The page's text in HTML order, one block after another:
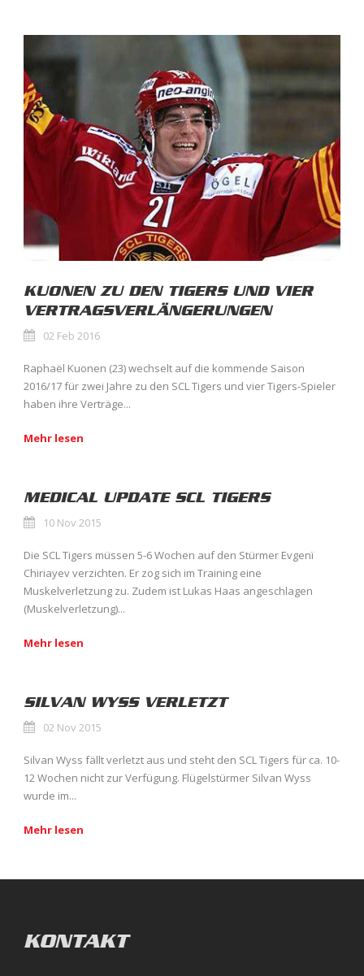
KUONEN ZU DEN TIGERS UND VIER
VERTRAGSVERLÄNGERUNGEN
02 Feb 2016
Raphaël Kuonen (23) wechselt auf die kommende Saison
2016/17 für zwei Jahre zu den SCL Tigers und vier Tigers-Spieler
haben ihre Verträge...
Mehr lesen
MEDICAL UPDATE SCL TIGERS
10 Nov 2015
Die SCL Tigers müssen 5-6 Wochen auf den Stürmer Evgenï
Chiriayev verzichten. Er zog sich im Training eine
Muskelverletzung zu. Zudem ist Lukas Haas angeschlagen
(Muskelverletzung)...
Mehr lesen
SILVAN WYSS VERLETZT
02 Nov 2015
Silvan Wyss fällt verletzt aus und steht den SCL Tigers für ca. 10-
12 Wochen nicht zur Verfügung. Flügelstürmer Silvan Wyss
wurde im...
Mehr lesen
KONTAKT